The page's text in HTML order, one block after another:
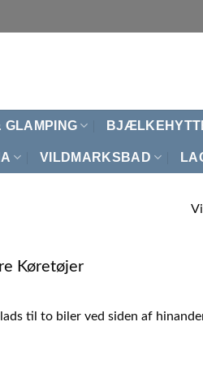
GLAMPING
VILDMARKSBAD
Køretøjer
til to biler ved siden af